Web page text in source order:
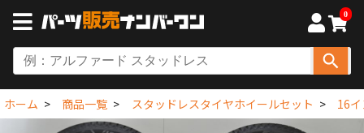
0
ホーム 商品一覧 スタッドレスタイヤホイールセット 16